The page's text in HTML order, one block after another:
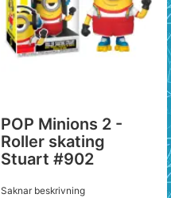
POP Minions 2 -
Roller skating
Stuart #902
Saknar beskrivning